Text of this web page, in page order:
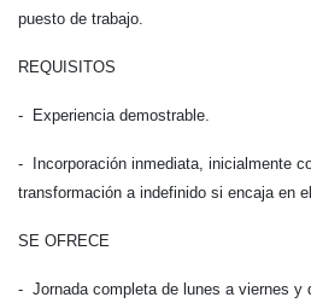
puesto de trabajo.
REQUISITOS
- Experiencia demostrable.
- Incorporación inmediata, inicialmente
transformación a indefinido si encaja en
SE OFRECE
- Jornada completa de lunes a viernes y